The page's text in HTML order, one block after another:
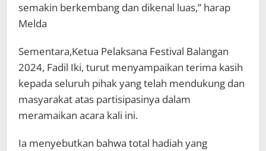
semakin berkembang dan dikenal luas,” harap
Melda
Sementara,Ketua Pelaksana Festival Balangan
2024, Fadil Iki, turut menyampaikan terima kasih
kepada seluruh pihak yang telah mendukung dan
masyarakat atas partisipasinya dalam
meramaikan acara kali ini.
Ia menyebutkan bahwa total hadiah yang